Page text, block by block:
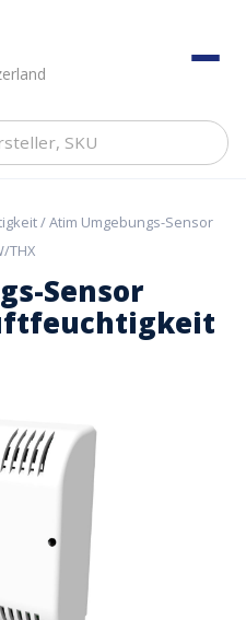
/ Atim Umgebungs-Sensor
THX
Sensor